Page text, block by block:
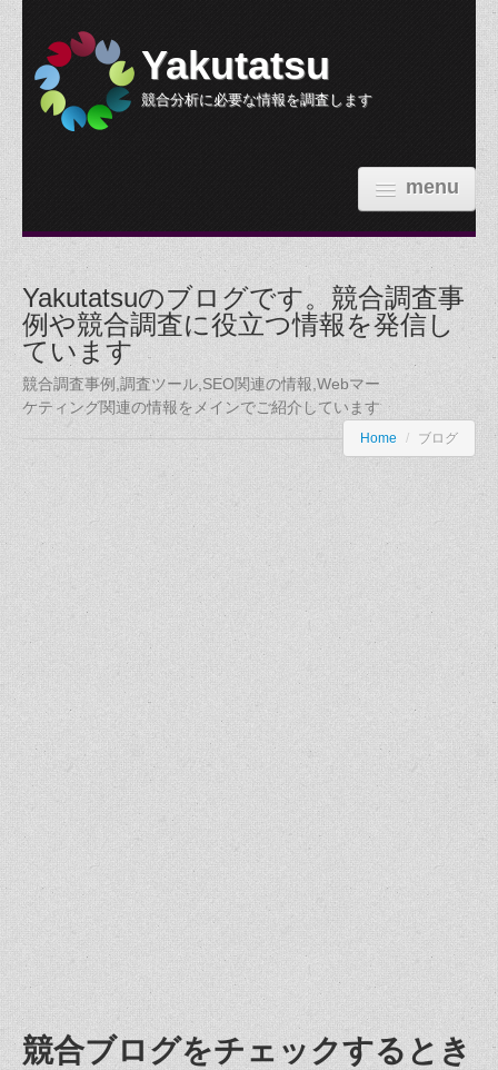
Yakutatsu
競合分析に必要な情報を調査します
menu
HOME
機能紹介
参考価格
依頼する
調査事例
ブログ
Yakutatsuのブログです。競合調査事
例や競合調査に役立つ情報を発信し
ています
競合調査事例,調査ツール,SEO関連の情報,Webマー
ケティング関連の情報をメインでご紹介しています
Home / ブログ
競合ブログをチェックするとき